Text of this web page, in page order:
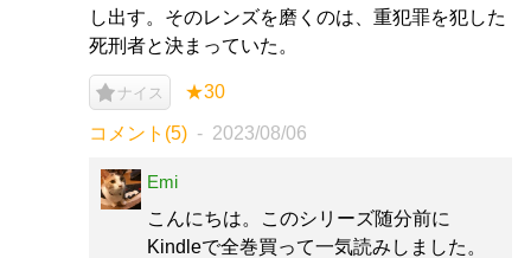
し出す。そのレンズを磨くのは、重犯罪を犯した
死刑者と決まっていた。
ナイス ★30
コメント(5) 2023/08/06
Emi
こんにちは。このシリーズ随分前に
Kindleで全巻買って一気読みしました。